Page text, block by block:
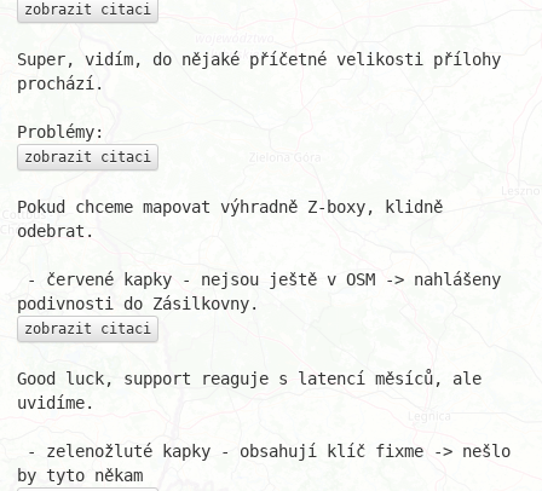
zobrazit citaci
Super, vidím, do nějaké příčetné velikosti přílohy
prochází.
zobrazit citaci
Pokud chceme mapovat výhradně Z-boxy, klidně
odebrat.
zobrazit citaci
Good luck, support reaguje s latencí měsíců, ale
uvidíme.